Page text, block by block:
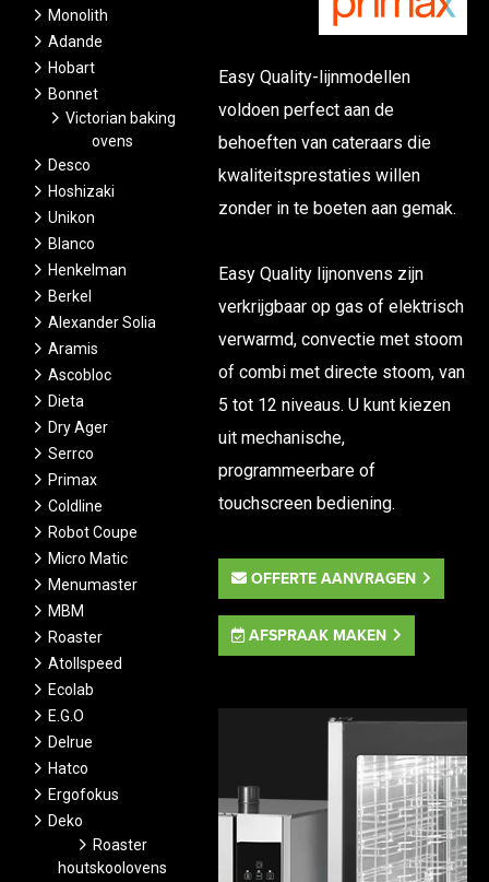
Monolith
Adande
Hobart
Bonnet
Victorian baking
ovens
Desco
Hoshizaki
Unikon
Blanco
Henkelman
Berkel
Alexander Solia
Aramis
Ascobloc
Dieta
Dry Ager
Serrco
Primax
Coldline
Robot Coupe
Micro Matic
Menumaster
MBM
Roaster
Atollspeed
Ecolab
E.G.O
Delrue
Hatco
Ergofokus
Deko
Roaster
houtskoolovens
Easy Quality-lijnmodellen
voldoen perfect aan de
behoeften van cateraars die
kwaliteitsprestaties willen
zonder in te boeten aan gemak.
Easy Quality lijnonvens zijn
verkrijgbaar op gas of elektrisch
verwarmd, convectie met stoom
of combi met directe stoom, van
5 tot 12 niveaus. U kunt kiezen
uit mechanische,
programmeerbare of
touchscreen bediening.
OFFERTE AANVRAGEN
AFSPRAAK MAKEN